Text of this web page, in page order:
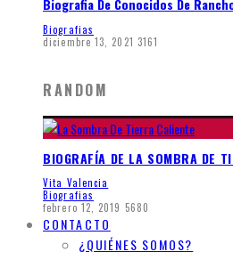
Biografia De Conocidos De
Biografias
diciembre 13, 2021 3161
RANDOM
BIOGRAFÍA DE LA SOMBRA DE
Vita Valencia
Biografias
febrero 12, 2019 5680
CONTACTO
¿QUIÉNES SOMOS?